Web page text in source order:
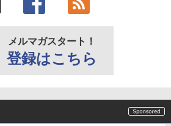
メルマガスタート！
登録はこちら